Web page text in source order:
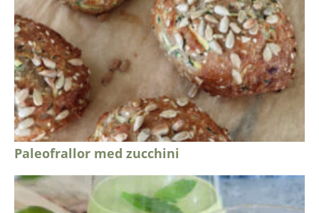
Paleofrallor med zucchini